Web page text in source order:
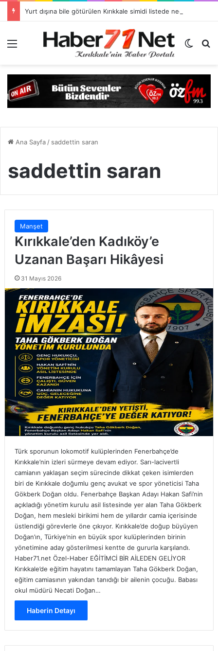
Dış
Ana Sayfa/ saddettin saran
saddettin saran
Manşet
Kırıkkale’den Kadıköy’e
Uzanan Başarı Hikâyesi
31 Mayıs 2026
Türk sporunun lokomotif kulüplerinden Fenerbahçe’de
Kırıkkale’nin izleri sürmeye devam ediyor. Sarı-lacivertli
camianın yaklaşan seçim sürecinde dikkat çeken isimlerden
biri de Kırıkkale doğumlu genç avukat ve spor yöneticisi Taha
Gökberk Doğan oldu. Fenerbahçe Başkan Adayı Hakan Safi’nin
açıkladığı yönetim kurulu asil listesinde yer alan Taha Gökberk
Doğan, hem mesleki birikimi hem de yıllardır camia içerisinde
üstlendiği görevlerle öne çıkıyor. Kırıkkale’de doğup büyüyen
Doğan’ın, Türkiye’nin en büyük spor kulüplerinden birinin
yönetimine aday gösterilmesi kentte de gururla karşılandı.
Haber71.net Özel-Haber EĞİTİMCİ BİR AİLEDEN GELİYOR
Kırıkkale’de eğitim hayatını tamamlayan Taha Gökberk Doğan,
eğitim camiasının yakından tanıdığı bir ailenin çocuğu. Babası
okul müdürü Necati Doğan…
Haberin Detayı